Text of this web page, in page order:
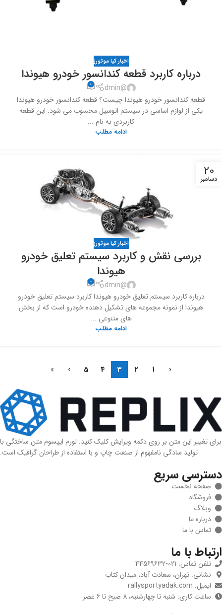
اخبار کیا موتورز
درباره کاربرد قطعه کندانسور خودرو هیوندا
@dmin
0
قطعه کندانسور خودرو هیوندا چیست؟ قطعه کندانسور خودرو هیوندا
یکی از لوازم اساسی در سیستم اتومبیل محسوب می شود. این قطعه
کاربردی به نام ...
ادامه مطلب
20
دسامبر
اخبار کیا موتورز
بررسی نقش و کاربرد سیستم تعلیق خودرو
هیوندا
@dmin
0
درباره کاربرد سیستم تعلیق خودرو هیوندا کاربرد سیستم تعلیق خودرو
هیوندا از نمونه مجموعه های تشکیل دهنده خودرو است که از بخش
های متنوعی ...
ادامه مطلب
‹
1
2
3
4
5
›
»
برای تغییر این متن بر روی دکمه ویرایش کلیک کنید. لورم ایپسوم متن ساختگی با
تولید سادگی نامفهوم از صنعت چاپ و با استفاده از طراحان گرافیک است.
دسترسی سریع
صفحه نخست
فروشگاه
وبلاگ
درباره ما
تماس با ما
ارتباط با ما
تلفن تماس: 021-44569632
نشانی: تهران، سعادت آباد، میدان کتاب
ایمیل: rallysportyadak.com
ساعت کاری: شنبه تا چهارشنبه، 8 صبح تا 6 عصر